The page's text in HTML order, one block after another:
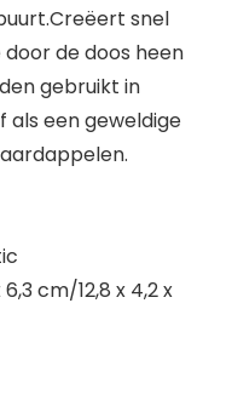
snel
de doos heen
gebruikt in
een geweldige
cm/12,8 x 4,2 x